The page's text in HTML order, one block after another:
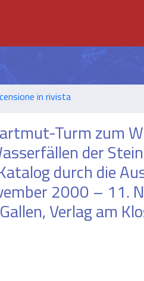
in rivista
Turm zum
der
durch die
2000 – 11.
Verlag am